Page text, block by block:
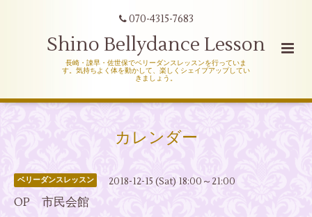
070-4315-7683
Shino Bellydance Lesson
長崎・諌早・佐世保でベリーダンスレッスンを行っていま
す。気持ちよく体を動かして、楽しくシェイプアップしてい
きましょう。
カレンダー
ベリーダンスレッスン 2018-12-15 (Sat) 18:00～21:00
OP 市民会館